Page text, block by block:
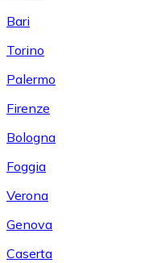
Bari
Torino
Palermo
Firenze
Bologna
Foggia
Verona
Genova
Caserta